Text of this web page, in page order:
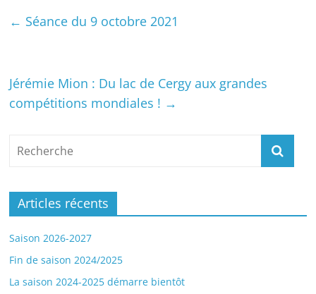
← Séance du 9 octobre 2021
Jérémie Mion : Du lac de Cergy aux grandes
compétitions mondiales ! →
Articles récents
Saison 2026-2027
Fin de saison 2024/2025
La saison 2024-2025 démarre bientôt